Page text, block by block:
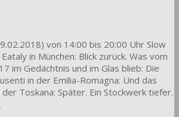
von 14:00 bis 20:00 Uhr Slow
in München: Blick zurück. Was vom
im Gedächtnis und im Glas blieb: Die
in der Emilia-Romagna: Und das
Toskana: Später. Ein Stockwerk tiefer.